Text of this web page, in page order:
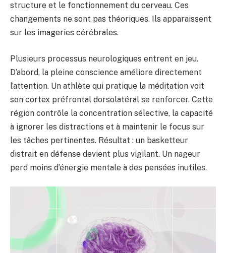
structure et le fonctionnement du cerveau. Ces
changements ne sont pas théoriques. Ils apparaissent
sur les imageries cérébrales.
Plusieurs processus neurologiques entrent en jeu.
D’abord, la pleine conscience améliore directement
l’attention. Un athlète qui pratique la méditation voit
son cortex préfrontal dorsolatéral se renforcer. Cette
région contrôle la concentration sélective, la capacité
à ignorer les distractions et à maintenir le focus sur
les tâches pertinentes. Résultat : un basketteur
distrait en défense devient plus vigilant. Un nageur
perd moins d’énergie mentale à des pensées inutiles.